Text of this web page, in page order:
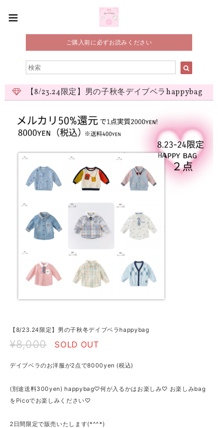
ご購入前に必ずお読みください
【8/23.24限定】男の子秋冬デイブベラhappybag
【8/23.24限定】男の子秋冬デイブベラhappybag
¥8,000 SOLD OUT
デイブベラのお洋服が2点で8000yen (税込)
(別途送料300yen) happybag♡何が入るかはお楽しみ♡ お楽しみbag
をPicoでお楽しみください♡
2日間限定で販売いたします(*^^*)